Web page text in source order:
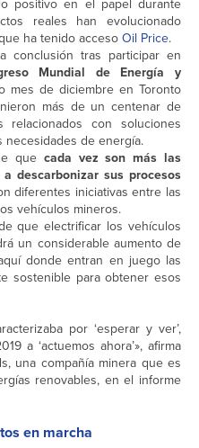
positivo en el papel durante
reales han evolucionado
ha tenido accesoOil Price.
conclusión tras participar en
Mundial de Energía y
mes de diciembre en Toronto
más de un centenar de
relacionados con soluciones
necesidades de energía.
que cada vez son más las
descarbonizar sus procesos
diferentes iniciativas entre las
vehículos mineros.
que electrificar los vehículos
un considerable aumento de
donde entran en juego las
sostenible para obtener esos
por ‘esperar y ver’,
a ‘actuemos ahora’», afirma
una compañía minera que es
renovables, en el informe
en marcha